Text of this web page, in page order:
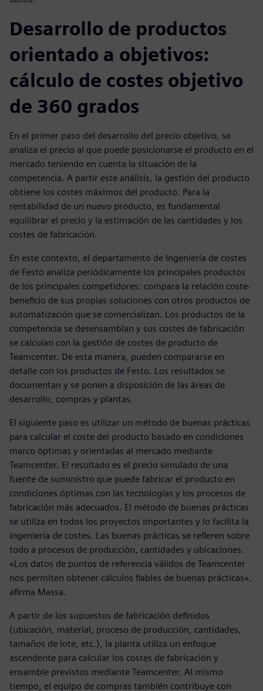
Desarrollo de productos
orientado a objetivos:
cálculo de costes objetivo
de 360 grados
En el primer paso del desarrollo del precio objetivo, se
analiza el precio al que puede posicionarse el producto en el
mercado teniendo en cuenta la situación de la
competencia. A partir este análisis, la gestión del producto
obtiene los costes máximos del producto. Para la
rentabilidad de un nuevo producto, es fundamental
equilibrar el precio y la estimación de las cantidades y los
costes de fabricación.
En este contexto, el departamento de Ingeniería de costes
de Festo analiza periódicamente los principales productos
de los principales competidores: compara la relación coste-
beneficio de sus propias soluciones con otros productos de
automatización que se comercializan. Los productos de la
competencia se desensamblan y sus costes de fabricación
se calculan con la gestión de costes de producto de
Teamcenter. De esta manera, pueden compararse en
detalle con los productos de Festo. Los resultados se
documentan y se ponen a disposición de las áreas de
desarrollo, compras y plantas.
El siguiente paso es utilizar un método de buenas prácticas
para calcular el coste del producto basado en condiciones
marco óptimas y orientadas al mercado mediante
Teamcenter. El resultado es el precio simulado de una
fuente de suministro que puede fabricar el producto en
condiciones óptimas con las tecnologías y los procesos de
fabricación más adecuados. El método de buenas prácticas
se utiliza en todos los proyectos importantes y lo facilita la
ingeniería de costes. Las buenas prácticas se refieren sobre
todo a procesos de producción, cantidades y ubicaciones.
«Los datos de puntos de referencia válidos de Teamcenter
nos permiten obtener cálculos fiables de buenas prácticas»,
afirma Massa.
A partir de los supuestos de fabricación definidos
(ubicación, material, proceso de producción, cantidades,
tamaños de lote, etc.), la planta utiliza un enfoque
ascendente para calcular los costes de fabricación y
ensamble previstos mediante Teamcenter. Al mismo
tiempo, el equipo de compras también contribuye con